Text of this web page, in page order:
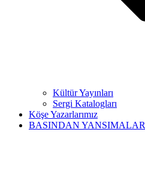
Kültür Yayınları
Sergi Katalogları
Köşe Yazarlarımız
BASINDAN YANSIMALAR